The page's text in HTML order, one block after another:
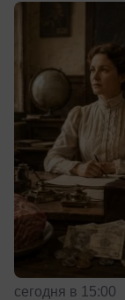
сегодня в 15:00